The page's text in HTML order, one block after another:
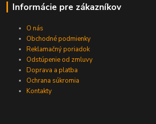
Informácie pre zákazníkov
O nás
Obchodné podmienky
Reklamačný poriadok
Odstúpenie od zmluvy
Doprava a platba
Ochrana súkromia
Kontakty